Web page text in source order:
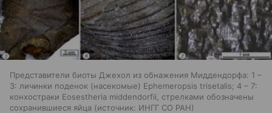
Представители биоты Джехол из обнажения Миддендорфа: 1 –
3: личинки поденок (насекомые) Ephemeropsis trisetalis; 4 – 7:
конхостраки Eosestheria middendorfii, стрелками обозначены
сохранившиеся яйца
источник: ИНГГ СО РАН